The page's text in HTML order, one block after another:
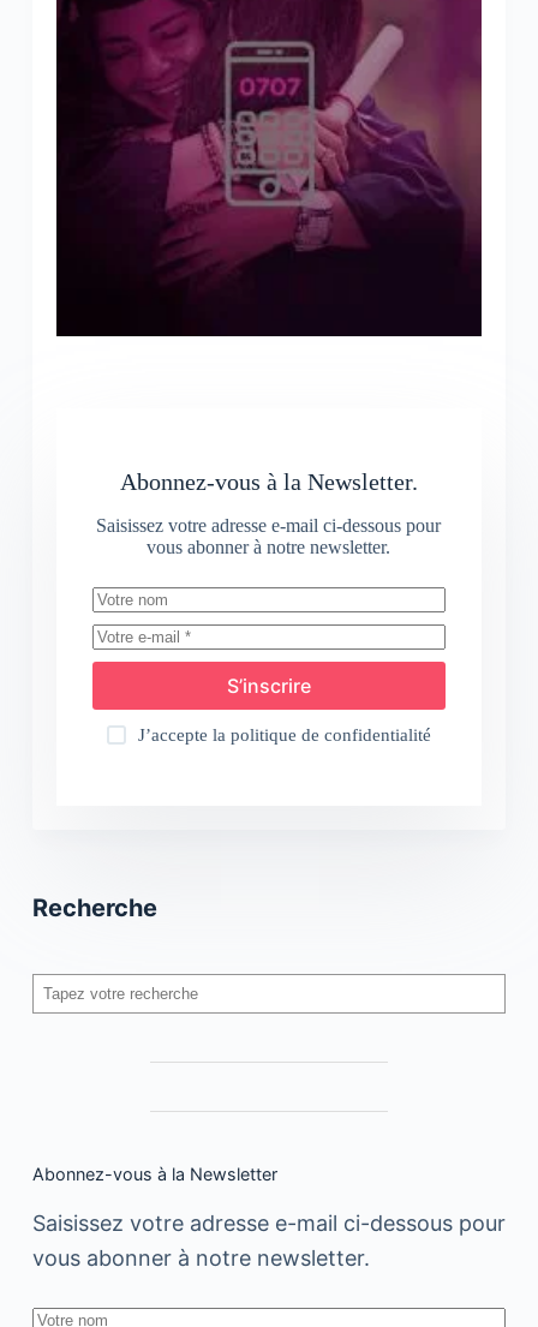
Abonnez-vous à la Newsletter.
Saisissez votre adresse e-mail ci-dessous pour
vous abonner à notre newsletter.
S’inscrire
J’accepte la politique de confidentialité
Recherche
Rechercher
Abonnez-vous à la Newsletter
Saisissez votre adresse e-mail ci-dessous pour
vous abonner à notre newsletter.